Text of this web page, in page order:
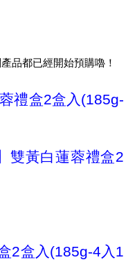
品都已經開始預購嚕！
禮盒2盒入(185g-
雙黃白蓮蓉禮盒2
2盒入(185g-4入1